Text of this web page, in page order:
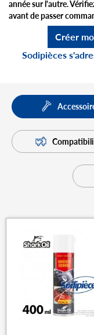
année sur l'autre.
avant de passer
Créer
Sodipièces